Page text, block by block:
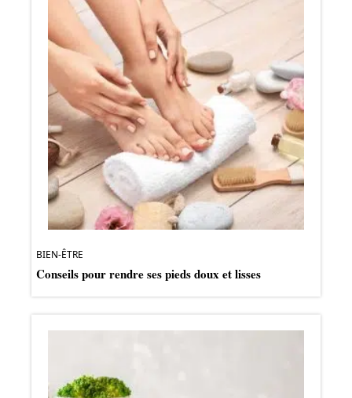
BIEN-ÊTRE
Conseils pour rendre ses pieds doux et lisses